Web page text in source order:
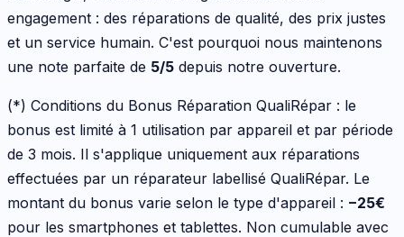
engagement : des réparations de qualité, des prix justes
et un service humain. C'est pourquoi nous maintenons
une note parfaite de 5/5 depuis notre ouverture.
(*) Conditions du Bonus Réparation QualiRépar : le
bonus est limité à 1 utilisation par appareil et par période
de 3 mois. Il s'applique uniquement aux réparations
effectuées par un réparateur labellisé QualiRépar. Le
montant du bonus varie selon le type d'appareil : −25€
pour les smartphones et tablettes. Non cumulable avec